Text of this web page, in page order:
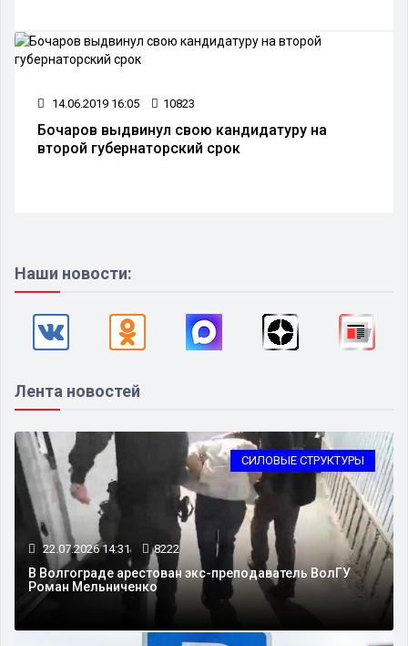
14.06.2019 16:05 10823
Бочаров выдвинул свою кандидатуру на
второй губернаторский срок
Наши новости:
Лента новостей
СИЛОВЫЕ СТРУКТУРЫ
22.07.2026 14:31 8222
В Волгограде арестован экс-преподаватель ВолГУ
Роман Мельниченко